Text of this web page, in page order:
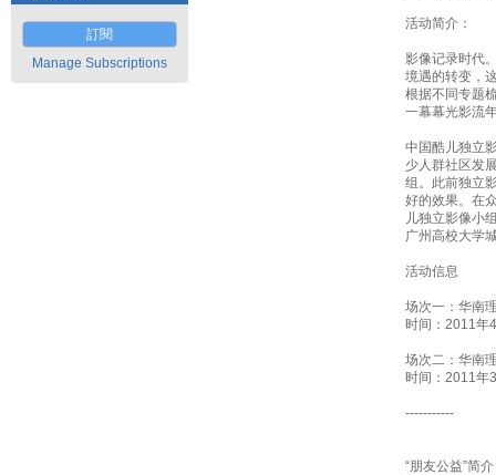
訂閱
Manage Subscriptions
活动简介：
影像记录时代
境遇的转变，
根据不同专题
一幕幕光影流
中国酷儿独立
少人群社区发
组。此前独立
好的效果。在
儿独立影像小
广州高校大学
活动信息
场次一：华南
时间：2011年
场次二：华南
时间：2011年
-----------
“朋友公益”简介